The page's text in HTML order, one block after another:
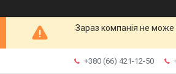
Зараз компанія не може
+380 (66) 421-12-50